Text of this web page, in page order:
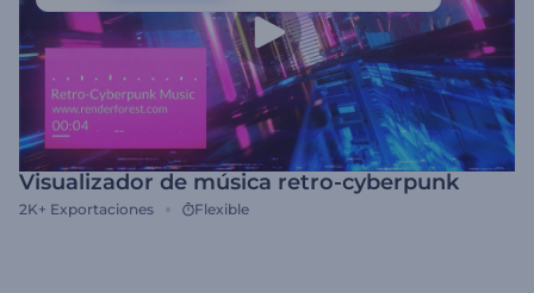
Visualizador de música retro-cyberpunk
2K+ Exportaciones Flexible